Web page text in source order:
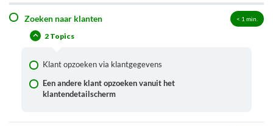
Zoeken naar klanten < 1 min.
2 Topics
Klant opzoeken via klantgegevens
Een andere klant opzoeken vanuit het
klantendetailscherm